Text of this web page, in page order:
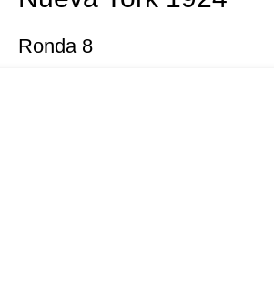
Ronda 8